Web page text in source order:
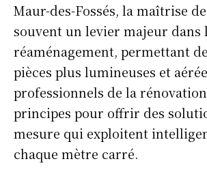
Maur-des-Fossés, la maîtrise
souvent un levier majeur dans
réaménagement, permettant
pièces plus lumineuses et
professionnels de la
principes pour offrir des
mesure qui exploitent
chaque mètre carré.